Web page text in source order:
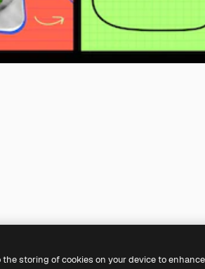
the storing of cookies on your device to